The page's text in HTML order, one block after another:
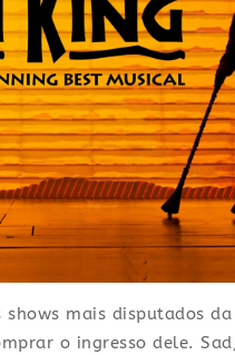
mais disputados
o ingresso dele.